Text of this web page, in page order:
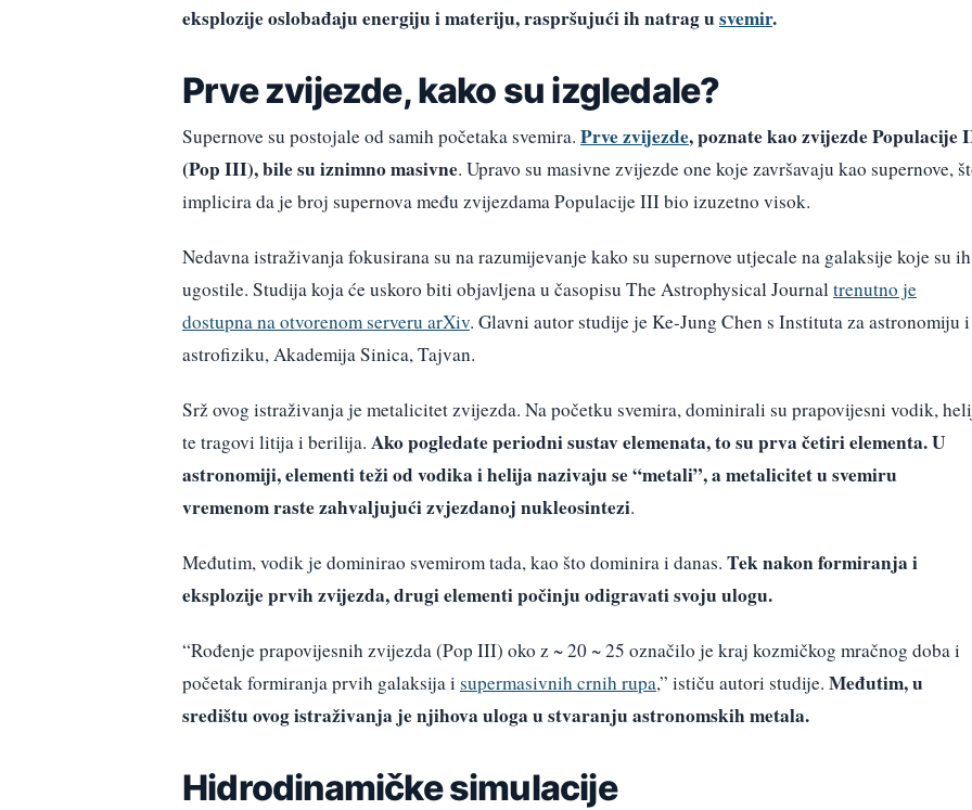
eksplozije oslobađaju energiju i materiju, raspršujući ih natrag usvemir.
Prve zvijezde, kako su izgledale?
Supernove su postojale od samih početaka svemira. Prve zvijezde, poznate kao zvijezde Populacije
(Pop III), bile su iznimno masivne. Upravo su masivne zvijezde one koje završavaju kao supernove,
implicira da je broj supernova među zvijezdama Populacije III bio izuzetno visok.
Nedavna istraživanja fokusirana su na razumijevanje kako su supernove utjecale na galaksije koje su ih
ugostile. Studija koja će uskoro biti objavljena u časopisu The Astrophysical Journaltrenutno je
dostupna na otvorenom serveru arXiv. Glavni autor studije je Ke-Jung Chen s Instituta za astronomiju i
astrofiziku, Akademija Sinica, Tajvan.
Srž ovog istraživanja je metalicitet zvijezda. Na početku svemira, dominirali su prapovijesni vodik,
te tragovi litija i berilija. Ako pogledate periodni sustav elemenata, to su prva četiri elementa. U
astronomiji, elementi teži od vodika i helija nazivaju se “metali”, a metalicitet u svemiru
vremenom raste zahvaljujući zvjezdanoj nukleosintezi.
Međutim, vodik je dominirao svemirom tada, kao što dominira i danas. Tek nakon formiranja i
eksplozije prvih zvijezda, drugi elementi počinju odigravati svoju ulogu.
“Rođenje prapovijesnih zvijezda (Pop III) oko z ~ 20 ~ 25 označilo je kraj kozmičkog mračnog doba i
početak formiranja prvih galaksija i supermasivnih crnih rupa,” ističu autori studije. Međutim, u
središtu ovog istraživanja je njihova uloga u stvaranju astronomskih metala.
Hidrodinamičke simulacije